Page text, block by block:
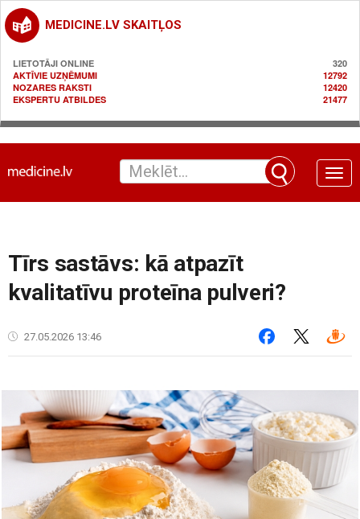
MEDICINE.LV SKAITĻOS
LIETOTĀJI ONLINE
320
AKTĪVIE UZŅĒMUMI
12792
NOZARES RAKSTI
12420
EKSPERTU ATBILDES
21477
Toggle
Tīrs sastāvs: kā atpazīt
kvalitatīvu proteīna pulveri?
27.05.2026 13:46